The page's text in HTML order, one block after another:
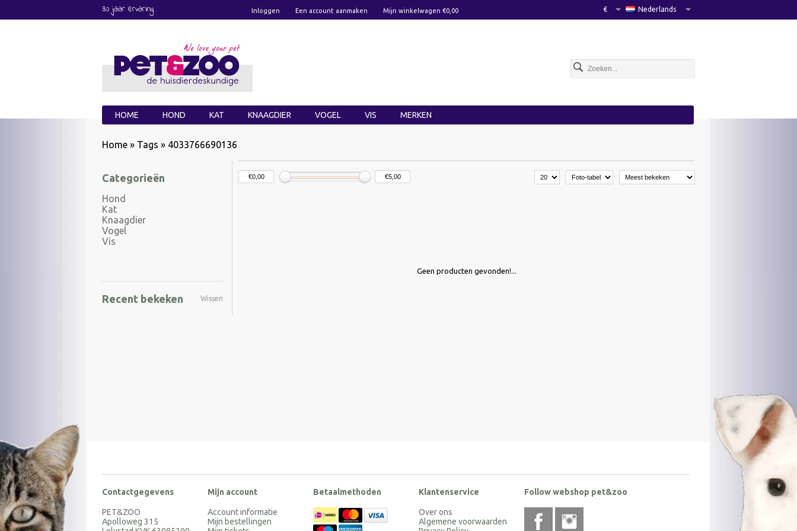
30 jaar ervaring Inloggen Een account aanmaken Mijn winkelwagen €0,00 Nederlands
€
HOME HOND KAT KNAAGDIER VOGEL VIS MERKEN
Home » Tags » 4033766690136
Categorieën
Hond
Kat
Knaagdier
Vogel
Vis
Recent bekeken Wissen
Geen producten gevonden!...
Contactgegevens
PET&ZOO
Apolloweg 315
Mijn account
Account informatie
Mijn bestellingen
Betaalmethoden Klantenservice
Over ons
Algemene voorwaarden
Follow webshop pet&zoo